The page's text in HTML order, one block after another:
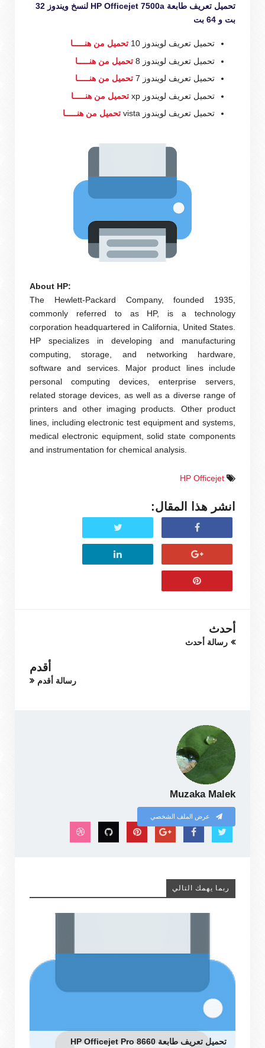
تحميل تعريف طابعة HP Officejet 7500a لنسخ ويندوز 32
بت و 64 بت
تحميل تعريف لويندوز 10
تحميل من هنـــــا
تحميل تعريف لويندوز 8
تحميل من هنـــــا
تحميل تعريف لويندوز 7
تحميل من هنـــــا
تحميل تعريف لويندوز xp
تحميل من هنـــــا
تحميل تعريف لويندوز vista
تحميل من هنـــــا
About HP:
The Hewlett-Packard Company, founded 1935,
commonly referred to as HP, is a technology
corporation headquartered in California, United States.
HP specializes in developing and manufacturing
computing, storage, and networking hardware,
software and services. Major product lines include
personal computing devices, enterprise servers,
related storage devices, as well as a diverse range of
printers and other imaging products. Other product
lines, including electronic test equipment and systems,
medical electronic equipment, solid state components
and instrumentation for chemical analysis.
HP Officejet
انشر هذا المقال:
أحدث
رسالة أحدث
أقدم
رسالة أقدم
Muzaka Malek
عرض الملف الشخصي
ربما يهمك التالي
تحميل تعريف طابعة HP Officejet Pro 8660